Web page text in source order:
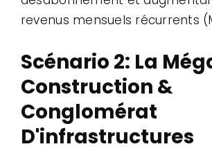
revenus mensuels récurrents
Scénario 2: La
Construction &
Conglomérat
D'infrastructures